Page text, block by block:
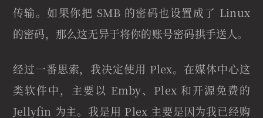
传输。如果你把 SMB 的密码也设置成了 Linux
的密码，那么这无异于将你的账号密码拱手送人。
经过一番思索，我决定使用 Plex。在媒体中心这
类软件中，主要以 Emby、Plex 和开源免费的
Jellyfin 为主。我是用 Plex 主要是因为我已经购